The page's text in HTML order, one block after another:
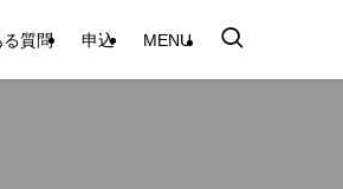
る質問 申込 MENU